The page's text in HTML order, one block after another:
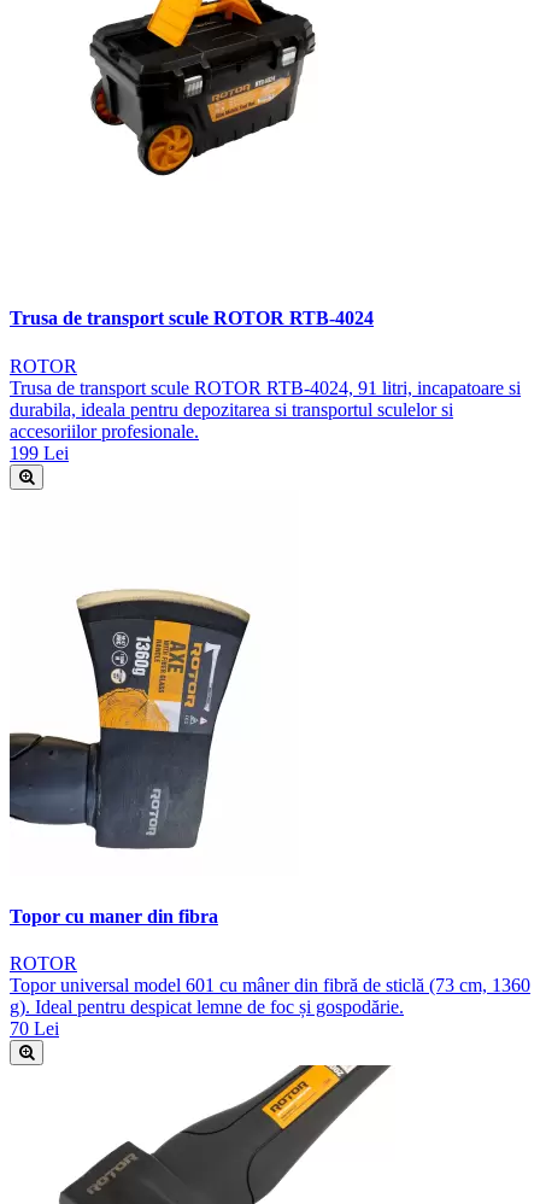
Trusa de transport scule ROTOR RTB-4024
ROTOR
Trusa de transport scule ROTOR RTB-4024, 91 litri, incapatoare si
durabila, ideala pentru depozitarea si transportul sculelor si
accesoriilor profesionale.
199 Lei
Topor cu maner din fibra
ROTOR
Topor universal model 601 cu mâner din fibră de sticlă (73 cm, 1360
g). Ideal pentru despicat lemne de foc și gospodărie.
70 Lei